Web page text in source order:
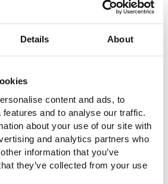
Details About
content and ads, to
and to analyse our traffic.
about your use of our site with
and analytics partners who
information that you’ve
they’ve collected from your use
proiectului
Buitink Technology s-a ocupat și de
conductele din oțel inoxidabil. Toate
optimă a acoperișului cu
perfectă de izolare.